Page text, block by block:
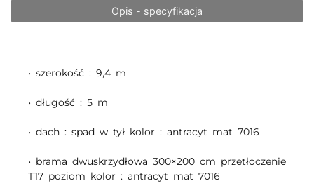
Opis - specyfikacja
• szerokość : 9,4 m
• długość : 5 m
• dach : spad w tył kolor : antracyt mat 7016
• brama dwuskrzydłowa 300×200 cm przetłoczenie
T17 poziom kolor : antracyt mat 7016